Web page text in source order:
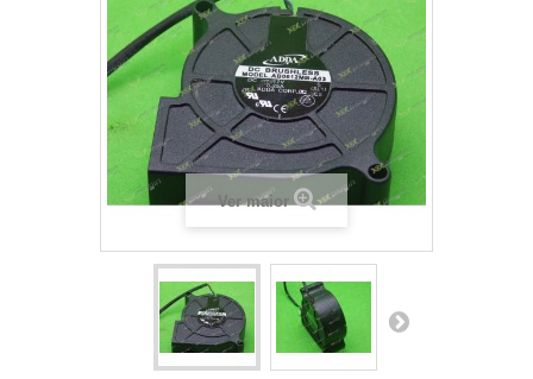
Ver maior